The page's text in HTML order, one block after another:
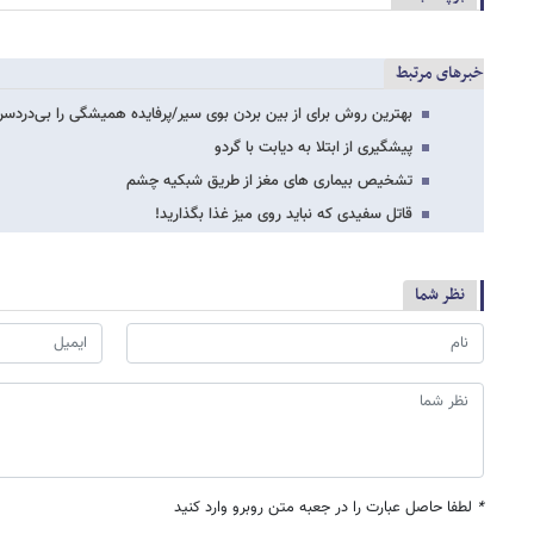
خبرهای مرتبط
بهترین روش برای از بین بردن بوی سیر/پرفایده همیشگی را
پیشگیری از ابتلا به دیابت با گردو
تشخیص بیماری های مغز از طریق شبکیه چشم
قاتل سفیدی که نباید روی میز غذا بگذارید!
نظر شما
* لطفا حاصل عبارت را در جعبه متن روبرو وارد کنید